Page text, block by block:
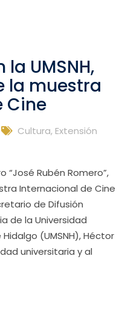
UMSNH,
la muestra
Cine
Cultura, Extensión
“José Rubén Romero”,
Internacional de Cine
de Difusión
de la Universidad
(UMSNH), Héctor
universitaria y al